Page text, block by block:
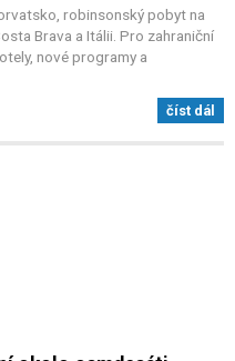
robinsonský pobyt na
Brava a Itálii. Pro zahraniční
nové programy a
číst dál